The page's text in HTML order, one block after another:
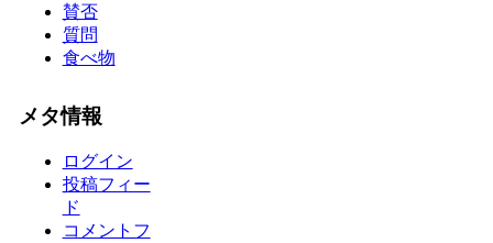
賛否
質問
食べ物
メタ情報
ログイン
投稿フィー
ド
コメントフ